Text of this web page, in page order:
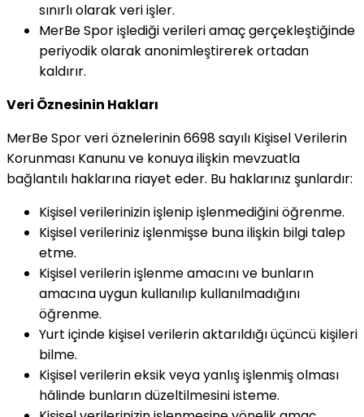
sınırlı olarak veri işler.
MerBe Spor işlediği verileri amaç gerçekleştiğinde
periyodik olarak anonimleştirerek ortadan
kaldırır.
Veri Öznesinin Hakları
MerBe Spor veri öznelerinin 6698 sayılı Kişisel Verilerin
Korunması Kanunu ve konuya ilişkin mevzuatla
bağlantılı haklarına riayet eder. Bu haklarınız şunlardır:
Kişisel verilerinizin işlenip işlenmediğini öğrenme.
Kişisel verileriniz işlenmişse buna ilişkin bilgi talep
etme.
Kişisel verilerin işlenme amacını ve bunların
amacına uygun kullanılıp kullanılmadığını
öğrenme.
Yurt içinde kişisel verilerin aktarıldığı üçüncü kişileri
bilme.
Kişisel verilerin eksik veya yanlış işlenmiş olması
hâlinde bunların düzeltilmesini isteme.